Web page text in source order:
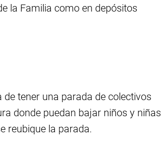
la Familia como en depósitos
tener una parada de colectivos
donde puedan bajar niños y niñas
reubique la parada.